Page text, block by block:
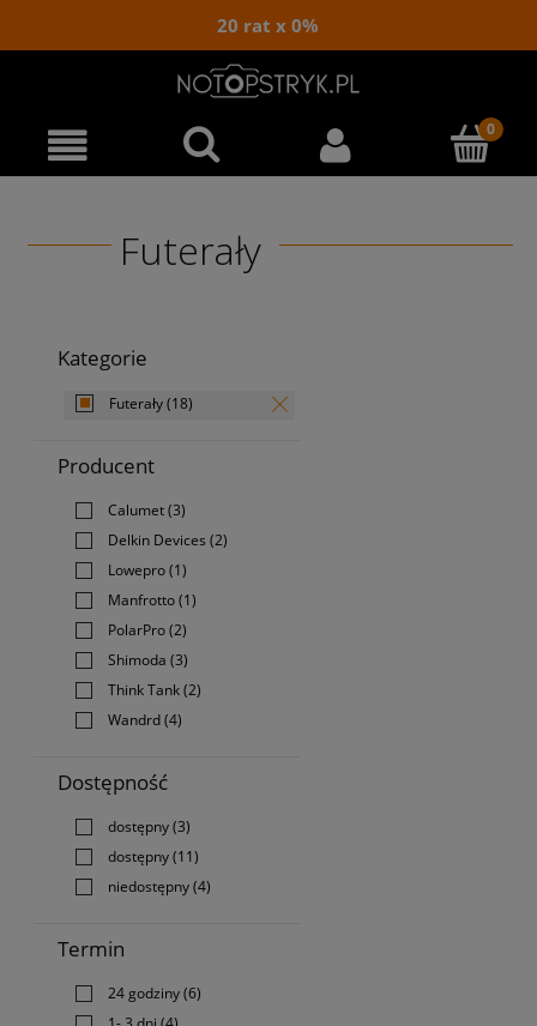
20 rat x 0%
Futerały
Kategorie
Futerały(18)
Producent
Calumet(3)
Delkin Devices (2)
Lowepro(1)
Manfrotto(1)
PolarPro(2)
Shimoda (3)
Think Tank(2)
Wandrd(4)
Dostępność
dostępny(3)
dostępny(11)
niedostępny(4)
Termin
24 godziny(6)